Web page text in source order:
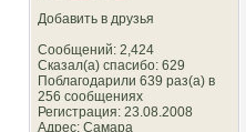
Добавить в друзья
Сообщений: 2,424
Сказал(а) спасибо: 629
Поблагодарили 639 раз(а) в
256 сообщениях
Регистрация: 23.08.2008
Адрес: Самара